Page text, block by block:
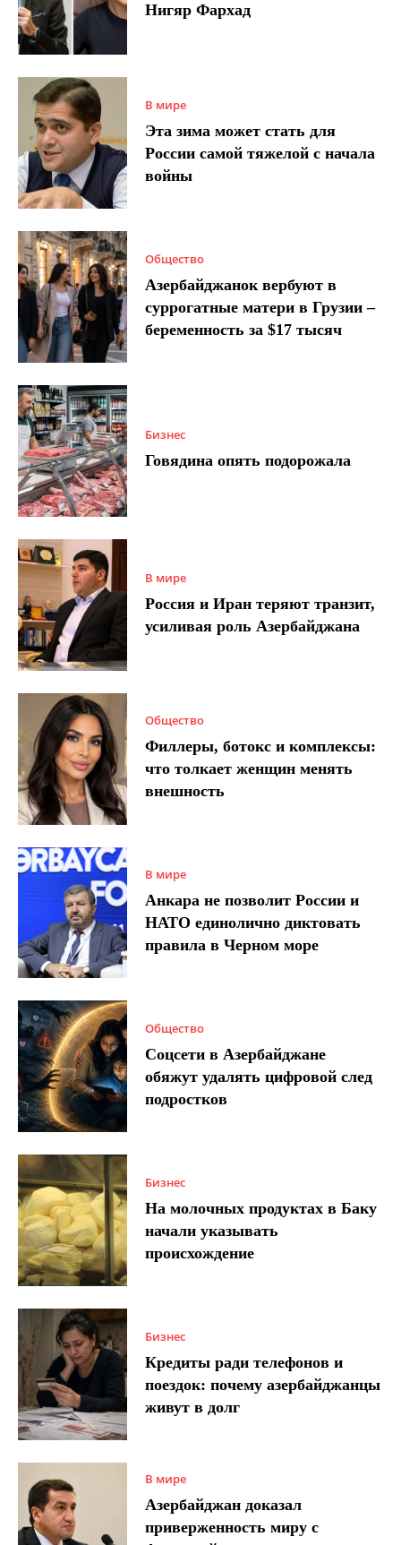
Нигяр Фархад
В мире
Эта зима может стать для
России самой тяжелой с начала
войны
Общество
Азербайджанок вербуют в
суррогатные матери в Грузии –
беременность за $17 тысяч
Бизнес
Говядина опять подорожала
В мире
Россия и Иран теряют транзит,
усиливая роль Азербайджана
Общество
Филлеры, ботокс и комплексы:
что толкает женщин менять
внешность
В мире
Анкара не позволит России и
НАТО единолично диктовать
правила в Черном море
Общество
Соцсети в Азербайджане
обяжут удалять цифровой след
подростков
Бизнес
На молочных продуктах в Баку
начали указывать
происхождение
Бизнес
Кредиты ради телефонов и
поездок: почему азербайджанцы
живут в долг
В мире
Азербайджан доказал
приверженность миру с